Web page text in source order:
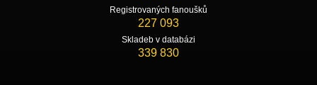
Registrovaných fanoušků
227 093
Skladeb v databázi
339 830